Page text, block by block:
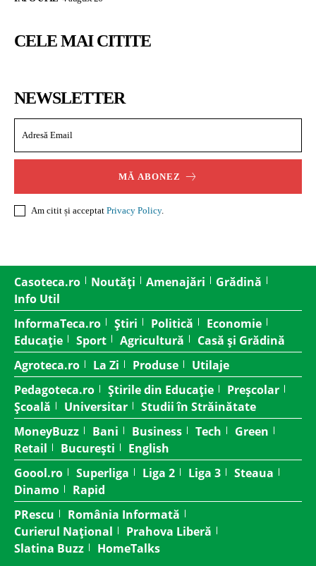
CELE MAI CITITE
NEWSLETTER
MĂ ABONEZ
Am citit și acceptat Privacy Policy.
Casoteca.ro Noutăți Amenajări
Grădină
Info Util
InformaTeca.ro
Știri Politică
Economie
Educație
Sport Agricultură
Casă și Grădină
Agroteca.ro
La Zi Produse
Utilaje
Pedagoteca.ro
Știrile din Educație
Preșcolar
Școală
Universitar
Studii în Străinătate
MoneyBuzz
Bani Business Tech
Green
Retail
București
English
Goool.ro
Superliga Liga 2 Liga 3
Steaua
Dinamo
Rapid
PRescu
România Informată
Curierul Național
Prahova Liberă
Slatina Buzz
HomeTalks